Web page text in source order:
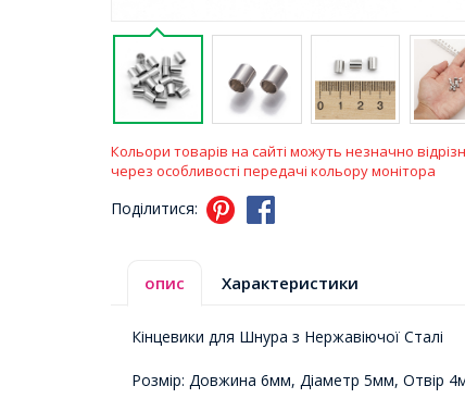
Кольори товарів на сайті можуть незначно
через особливості передачі кольору монітора
Поділитися:
опис Характеристики
Кінцевики для Шнура з Нержавіючої Сталі
Розмір: Довжина 6мм, Діаметр 5мм, Отвір